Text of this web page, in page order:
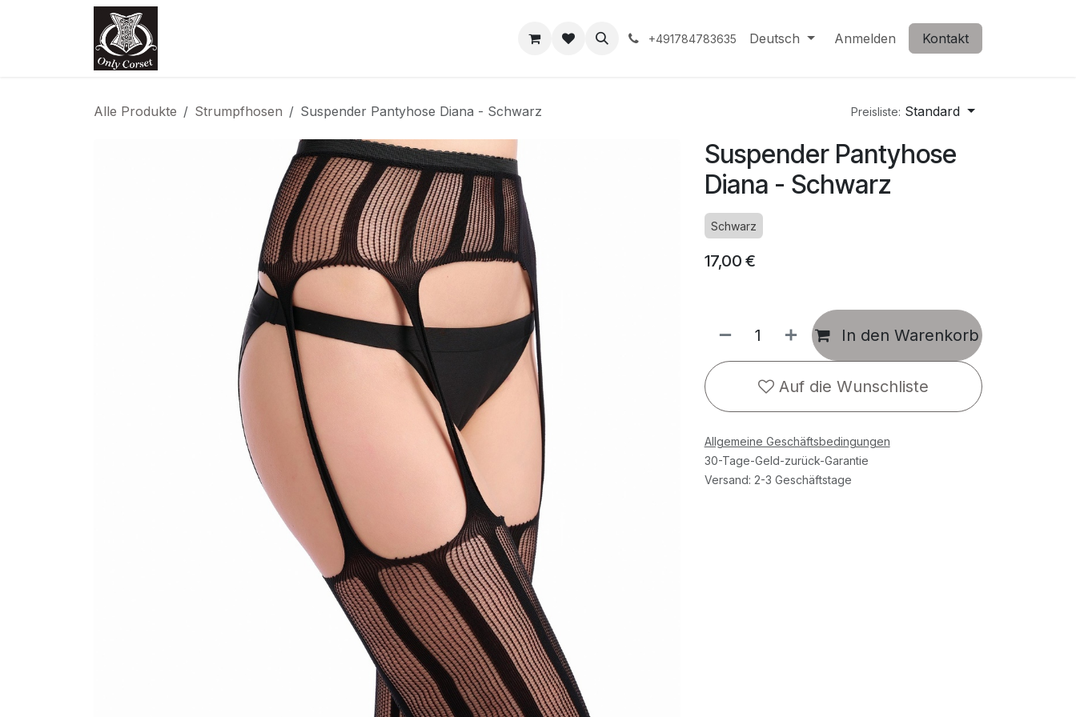
Zum Inhalt springen
+491784783635 Deutsch Anmelden Kontakt
Alle Produkte Strumpfhosen Suspender Pantyhose Diana - Schwarz Preisliste: Standard
Suspender Pantyhose
Diana - Schwarz
Schwarz
17,00 €
In den Warenkorb
Auf die Wunschliste
Allgemeine Geschäftsbedingungen
30-Tage-Geld-zurück-Garantie
Versand: 2-3 Geschäftstage